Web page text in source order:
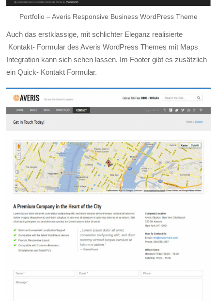
Portfolio – Averis Responsive Business WordPress Theme
Auch das erstklassige, mit schlichter Eleganz realisierte
Kontakt- Formular des Averis WordPress Themes mit Maps
Integration kann sich sehen lassen. Im Footer gibt es zusätzlich
ein Quick- Kontakt Formular.